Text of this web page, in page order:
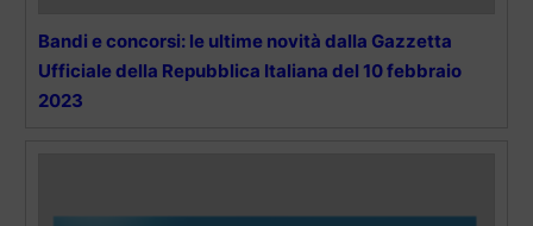
Bandi e concorsi: le ultime novità dalla Gazzetta
Ufficiale della Repubblica Italiana del 10 febbraio
2023